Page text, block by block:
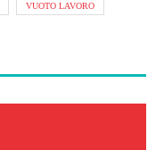
VUOTO LAVORO